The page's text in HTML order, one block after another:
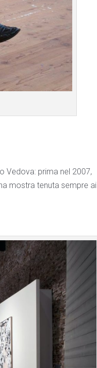
Vedova: prima nel 2007,
mostra tenuta sempre ai